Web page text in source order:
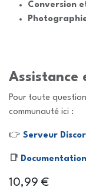
Conversion
Assistance
Pour toute
communauté ici :
👉 Serveur
📑 Documentation
10,99 €